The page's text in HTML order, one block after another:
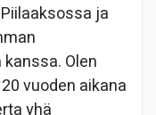
ja
Olen
vuoden aikana
yhä